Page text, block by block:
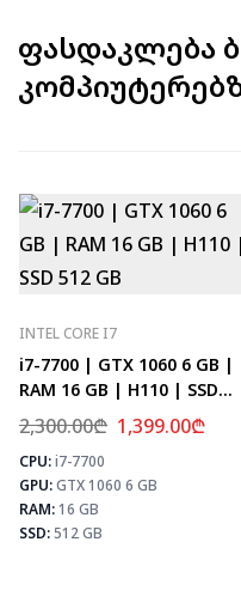
ფასდაკლება
INTEL CORE I7
i7-7700 | GTX 1060 6 GB |
RAM 16 GB | H110 | SSD
512 GB
2,300.00₾ 1,399.00₾
CPU:i7-7700
GPU:GTX 1060 6 GB
RAM:16 GB
SSD:512 GB